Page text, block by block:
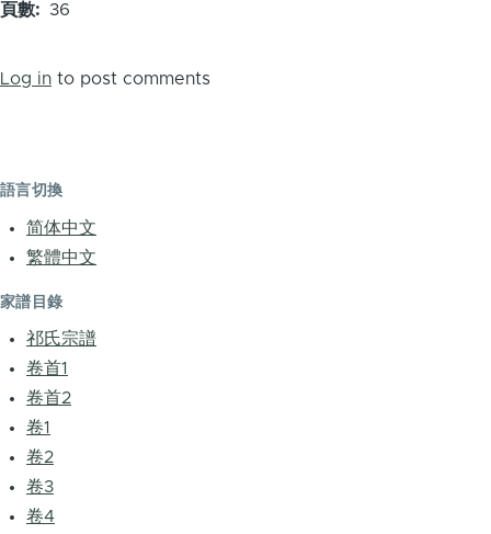
頁數 36
Log in to post comments
語言切換
简体中文
繁體中文
家譜目錄
祁氏宗譜
卷首1
卷首2
卷1
卷2
卷3
卷4